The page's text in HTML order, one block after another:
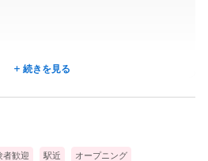
続きを見る
者歓迎 駅近 オープニング